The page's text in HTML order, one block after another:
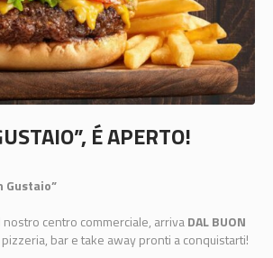
É APERTO!
Gustaio”
centro commerciale, arrivaDAL BUON
bar e take away pronti a conquistarti!